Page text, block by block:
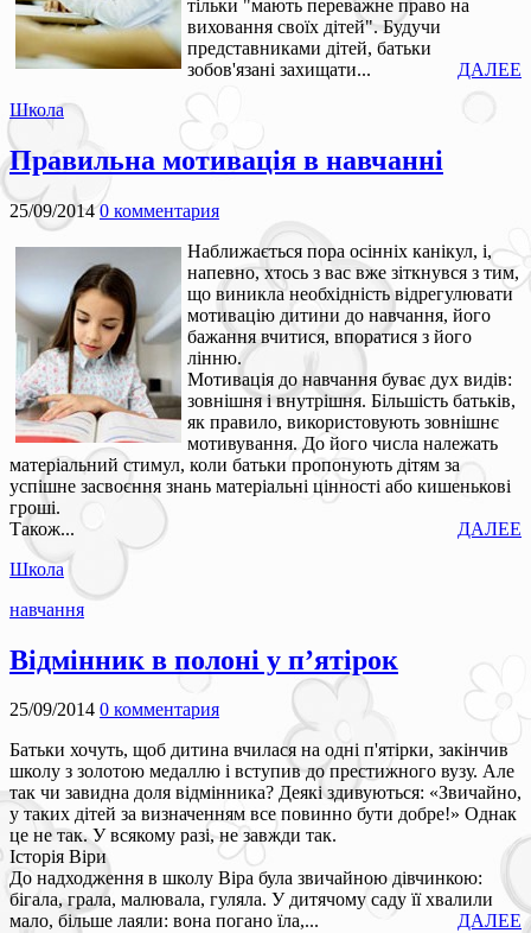
тільки "мають переважне право на
виховання своїх дітей". Будучи
представниками дітей, батьки
зобов'язані захищати...
ДАЛЕЕ
Школа
Правильна мотивація в навчанні
25/09/2014 0 комментария
Наближається пора осінніх канікул, і,
напевно, хтось з вас вже зіткнувся з тим,
що виникла необхідність відрегулювати
мотивацію дитини до навчання, його
бажання вчитися, впоратися з його
лінню.
Мотивація до навчання буває дух видів:
зовнішня і внутрішня. Більшість батьків,
як правило, використовують зовнішнє
мотивування. До його числа належать
матеріальний стимул, коли батьки пропонують дітям за
успішне засвоєння знань матеріальні цінності або кишенькові
гроші.
Також...
ДАЛЕЕ
Школа
навчання
Відмінник в полоні у п’ятірок
25/09/2014 0 комментария
Батьки хочуть, щоб дитина вчилася на одні п'ятірки, закінчив
школу з золотою медаллю і вступив до престижного вузу. Але
так чи завидна доля відмінника? Деякі здивуються: «Звичайно,
у таких дітей за визначенням все повинно бути добре!» Однак
це не так. У всякому разі, не завжди так.
Історія Віри
До надходження в школу Віра була звичайною дівчинкою:
бігала, грала, малювала, гуляла. У дитячому саду її хвалили
мало, більше лаяли: вона погано їла,...
ДАЛЕЕ